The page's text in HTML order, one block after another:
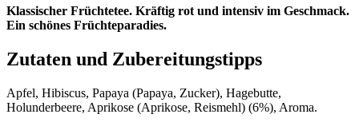
Klassischer Früchtetee. Kräftig rot und intensiv im Geschmack.
Ein schönes Früchteparadies.
Zutaten und Zubereitungstipps
Apfel, Hibiscus, Papaya (Papaya, Zucker), Hagebutte,
Holunderbeere, Aprikose (Aprikose, Reismehl) (6%), Aroma.